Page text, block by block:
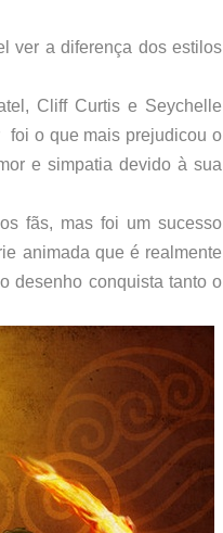
ver a diferença dos estilos
Cliff Curtis e Seychelle
foi o que mais prejudicou o
e simpatia devido à sua
fãs, mas foi um sucesso
animada que é realmente
desenho conquista tanto o